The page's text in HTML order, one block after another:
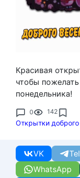
Красивая
чтобы
понедельника!
0 142
Открытки
WhatsApp
VK